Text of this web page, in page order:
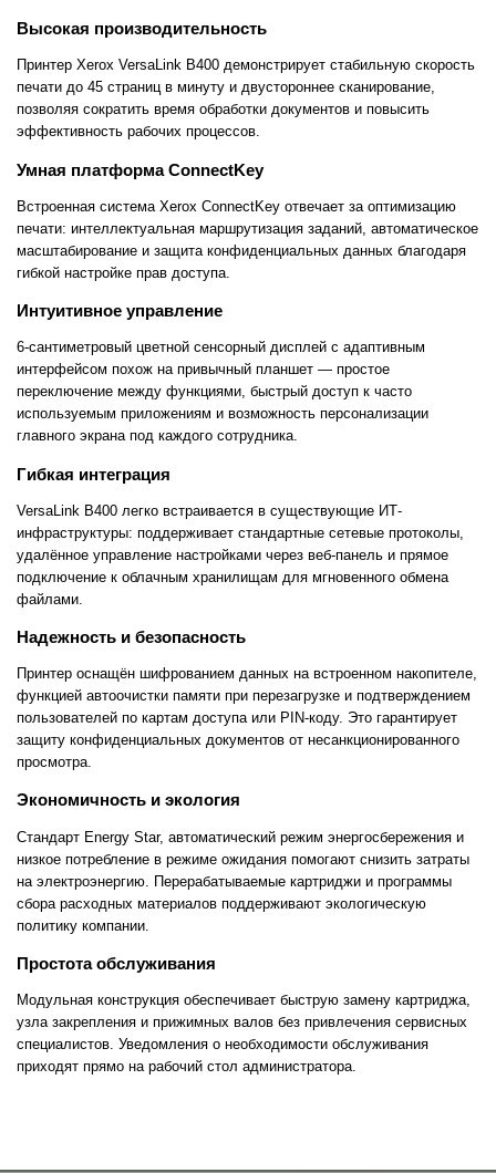
Высокая производительность
Принтер Xerox VersaLink B400 демонстрирует стабильную скорость
печати до 45 страниц в минуту и двустороннее сканирование,
позволяя сократить время обработки документов и повысить
эффективность рабочих процессов.
Умная платформа ConnectKey
Встроенная система Xerox ConnectKey отвечает за оптимизацию
печати: интеллектуальная маршрутизация заданий, автоматическое
масштабирование и защита конфиденциальных данных благодаря
гибкой настройке прав доступа.
Интуитивное управление
6-сантиметровый цветной сенсорный дисплей с адаптивным
интерфейсом похож на привычный планшет — простое
переключение между функциями, быстрый доступ к часто
используемым приложениям и возможность персонализации
главного экрана под каждого сотрудника.
Гибкая интеграция
VersaLink B400 легко встраивается в существующие ИТ-
инфраструктуры: поддерживает стандартные сетевые протоколы,
удалённое управление настройками через веб-панель и прямое
подключение к облачным хранилищам для мгновенного обмена
файлами.
Надежность и безопасность
Принтер оснащён шифрованием данных на встроенном накопителе,
функцией автоочистки памяти при перезагрузке и подтверждением
пользователей по картам доступа или PIN-коду. Это гарантирует
защиту конфиденциальных документов от несанкционированного
просмотра.
Экономичность и экология
Стандарт Energy Star, автоматический режим энергосбережения и
низкое потребление в режиме ожидания помогают снизить затраты
на электроэнергию. Перерабатываемые картриджи и программы
сбора расходных материалов поддерживают экологическую
политику компании.
Простота обслуживания
Модульная конструкция обеспечивает быструю замену картриджа,
узла закрепления и прижимных валов без привлечения сервисных
специалистов. Уведомления о необходимости обслуживания
приходят прямо на рабочий стол администратора.